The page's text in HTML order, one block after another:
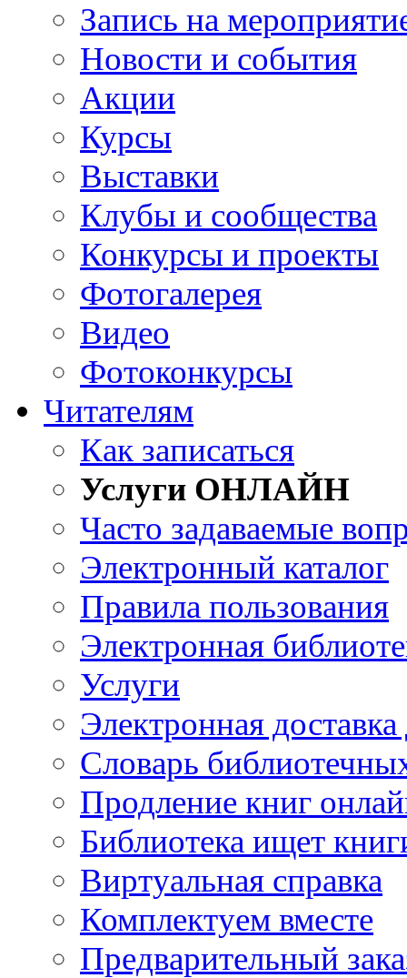
Запись на
Новости и события
Акции
Курсы
Выставки
Клубы и сообщества
Конкурсы и проекты
Фотогалерея
Видео
Фотоконкурсы
Читателям
Как записаться
Услуги ОНЛАЙН
Часто задаваемые
Электронный каталог
Правила пользования
Электронная
Услуги
Электронная
Словарь
Продление книг
Библиотека ищет
Виртуальная справка
Комплектуем вместе
Предварительный